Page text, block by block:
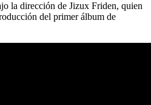
la dirección de Jizux Friden, quien
del primer álbum de